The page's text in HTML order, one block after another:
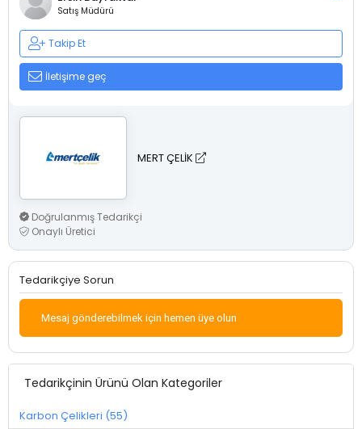
Satış Müdürü
Takip Et
İletişime geç
MERT ÇELİK
Doğrulanmış Tedarikçi
Onaylı Üretici
Tedarikçiye Sorun
Mesaj gönderebilmek için hemen üye olun
Tedarikçinin Ürünü Olan Kategoriler
Karbon Çelikleri (55)